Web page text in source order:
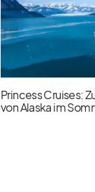
Princess Cruises:
von Alaska im